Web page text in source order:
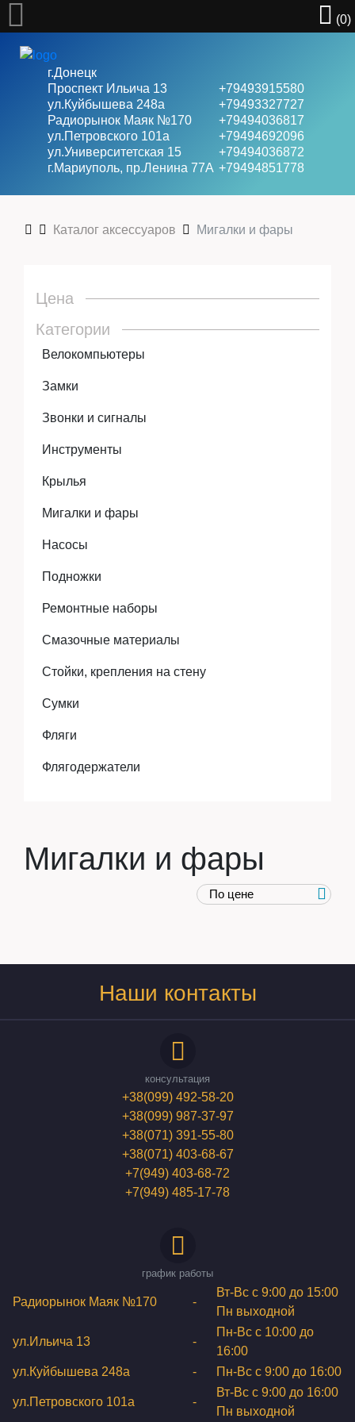
(0)
Велосипеды
Самокаты
Аксессуары
Мототехника
г.Донецк
Проспект Ильича 13
+79493915580
ул.Куйбышева 248а
+79493327727
Радиорынок Маяк №170
+79494036817
ул.Петровского 101a
+79494692096
ул.Университетская 15
+79494036872
г.Мариуполь, пр.Ленина 77А +79494851778
Каталог аксессуаров Мигалки и фары
Цена
Категории
Велокомпьютеры
Замки
Звонки и сигналы
Инструменты
Крылья
Мигалки и фары
Насосы
Подножки
Ремонтные наборы
Смазочные материалы
Стойки, крепления на стену
Сумки
Фляги
Флягодержатели
Мигалки и фары
Наши контакты
консультация
+38(099) 492-58-20
+38(099) 987-37-97
+38(071) 391-55-80
+38(071) 403-68-67
+7(949) 403-68-72
+7(949) 485-17-78
график работы
Радиорынок Маяк №170 -
Вт-Вс с 9:00 до 15:00
Пн выходной
ул.Ильича 13 -
Пн-Вс с 10:00 до
16:00
ул.Куйбышева 248а
- Пн-Вс с 9:00 до 16:00
ул.Петровского 101a -
Вт-Вс с 9:00 до 16:00
Пн выходной